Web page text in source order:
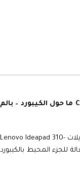
الجزء C ما حول الكيبورد – بالم
أصلي، مصمم لتوفير حماية مثالية وتوافق تام مع موديلات Lenovo Ideapad 310-
للجزء المحيط بالكيبورد